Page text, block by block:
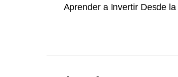
Aprender a Invertir Desde